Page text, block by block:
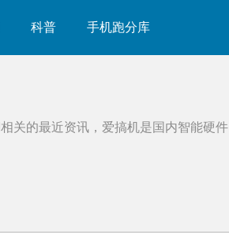
科普 手机跑分库
相关的最近资讯，爱搞机是国内智能硬件